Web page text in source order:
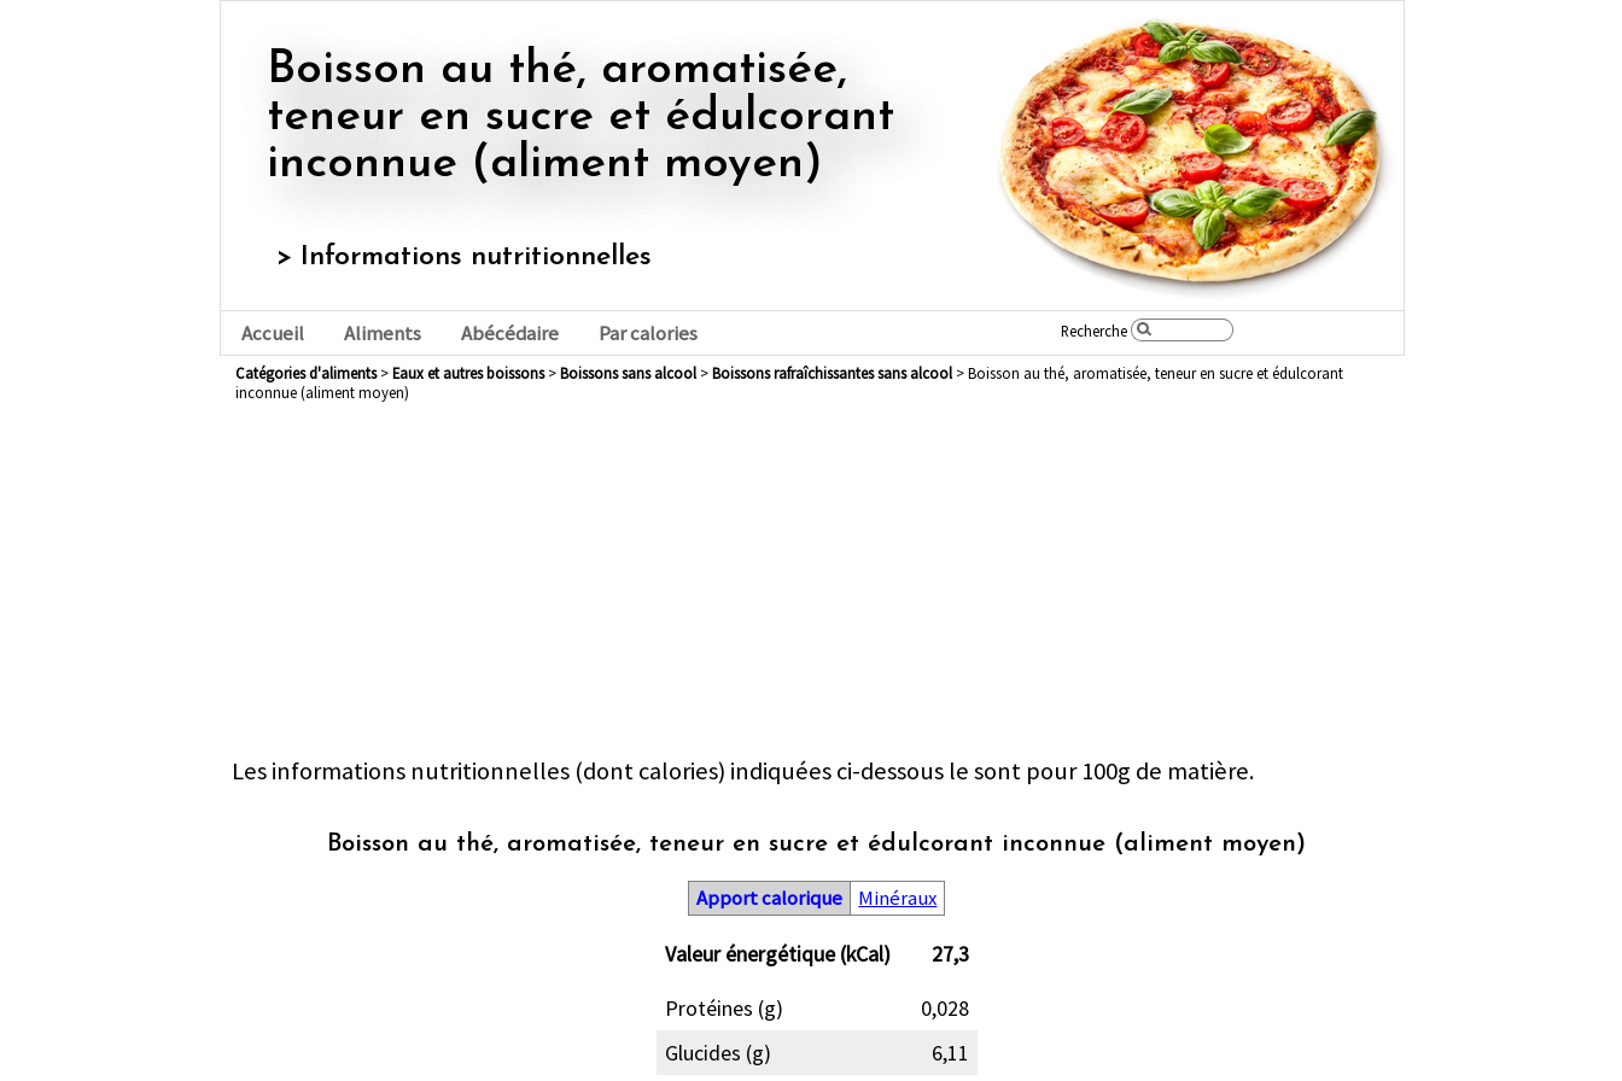
Boisson au thé, aromatisée,
teneur en sucre et édulcorant
inconnue (aliment moyen)
> Informations nutritionnelles
Accueil Aliments Abécédaire Par calories Recherche
Catégories d'aliments> eaux et autres boissons> boissons sans alcool> boissons rafraîchissantes sans alcool> Boisson au thé, aromatisée, teneur en sucre et édulcorant
inconnue (aliment moyen)
Les informations nutritionnelles (dont calories) indiquées ci-dessous le sont pour 100g de matière.
Boisson au thé, aromatisée, teneur en sucre et édulcorant inconnue (aliment moyen)
Apport calorique Minéraux
Valeur énergétique (kCal)
27,3
Protéines (g)
0,028
Glucides (g)
6,11